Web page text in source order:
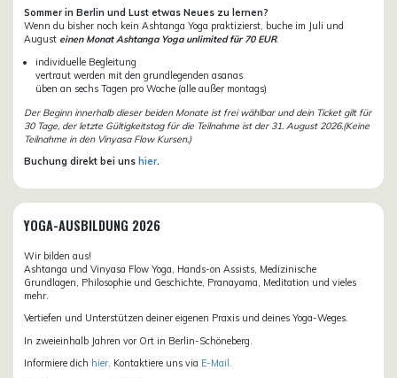
Sommer in Berlin und Lust etwas Neues zu lernen?
Wenn du bisher noch kein Ashtanga Yoga praktizierst, buche im Juli und
August einen Monat Ashtanga Yoga unlimited für 70 EUR.
individuelle Begleitung
vertraut werden mit den grundlegenden asanas
üben an sechs Tagen pro Woche (alle außer montags)
Der Beginn innerhalb dieser beiden Monate ist frei wählbar und dein Ticket gilt für
30 Tage, der letzte Gültigkeitstag für die Teilnahme ist der 31. August 2026.(Keine
Teilnahme in den Vinyasa Flow Kursen.)
Buchung direkt bei uns hier.
YOGA-AUSBILDUNG 2026
Wir bilden aus!
Ashtanga und Vinyasa Flow Yoga, Hands-on Assists, Medizinische
Grundlagen, Philosophie und Geschichte, Pranayama, Meditation und vieles
mehr.
Vertiefen und Unterstützen deiner eigenen Praxis und deines Yoga-Weges.
In zweieinhalb Jahren vor Ort in Berlin-Schöneberg.
Informiere dich hier. Kontaktiere uns via E-Mail.